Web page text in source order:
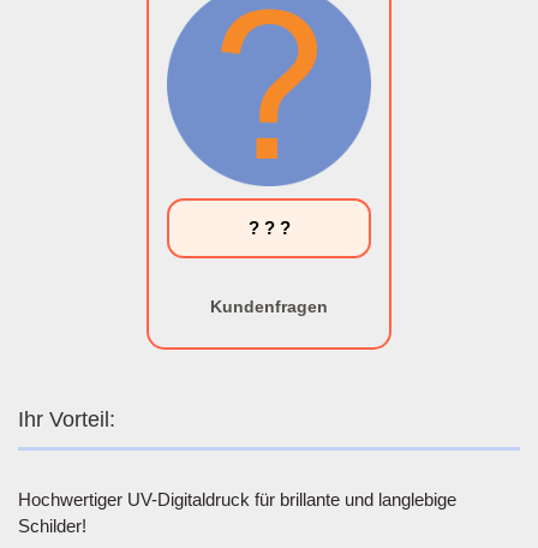
? ? ?
Kundenfragen
Ihr Vorteil:
Hochwertiger UV-Digitaldruck für brillante und langlebige
Schilder!